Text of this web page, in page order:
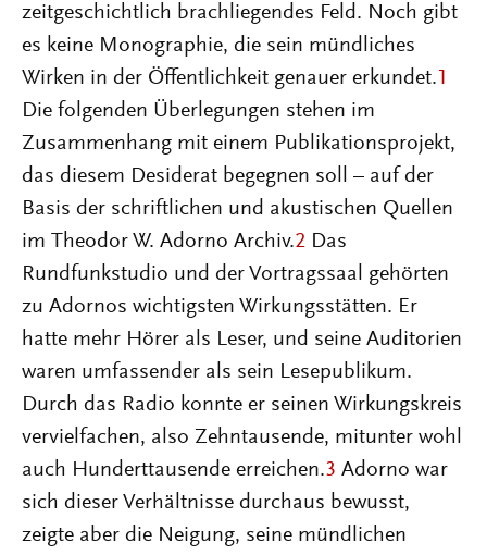
zeitgeschichtlich brachliegendes Feld. Noch gibt
es keine Monographie, die sein mündliches
Wirken in der Öffentlichkeit genauer erkundet.1
Die folgenden Überlegungen stehen im
Zusammenhang mit einem Publikationsprojekt,
das diesem Desiderat begegnen soll – auf der
Basis der schriftlichen und akustischen Quellen
im Theodor W. Adorno Archiv.2 Das
Rundfunkstudio und der Vortragssaal gehörten
zu Adornos wichtigsten Wirkungsstätten. Er
hatte mehr Hörer als Leser, und seine Auditorien
waren umfassender als sein Lesepublikum.
Durch das Radio konnte er seinen Wirkungskreis
vervielfachen, also Zehntausende, mitunter wohl
auch Hunderttausende erreichen.3 Adorno war
sich dieser Verhältnisse durchaus bewusst,
zeigte aber die Neigung, seine mündlichen